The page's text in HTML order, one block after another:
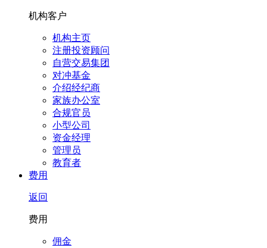
机构客户
机构主页
注册投资顾问
自营交易集团
对冲基金
介绍经纪商
家族办公室
合规官员
小型公司
资金经理
管理员
教育者
费用
返回
费用
佣金